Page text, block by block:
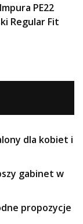
PE22
Regular Fit
dla kobiet i
gabinet w
propozycje